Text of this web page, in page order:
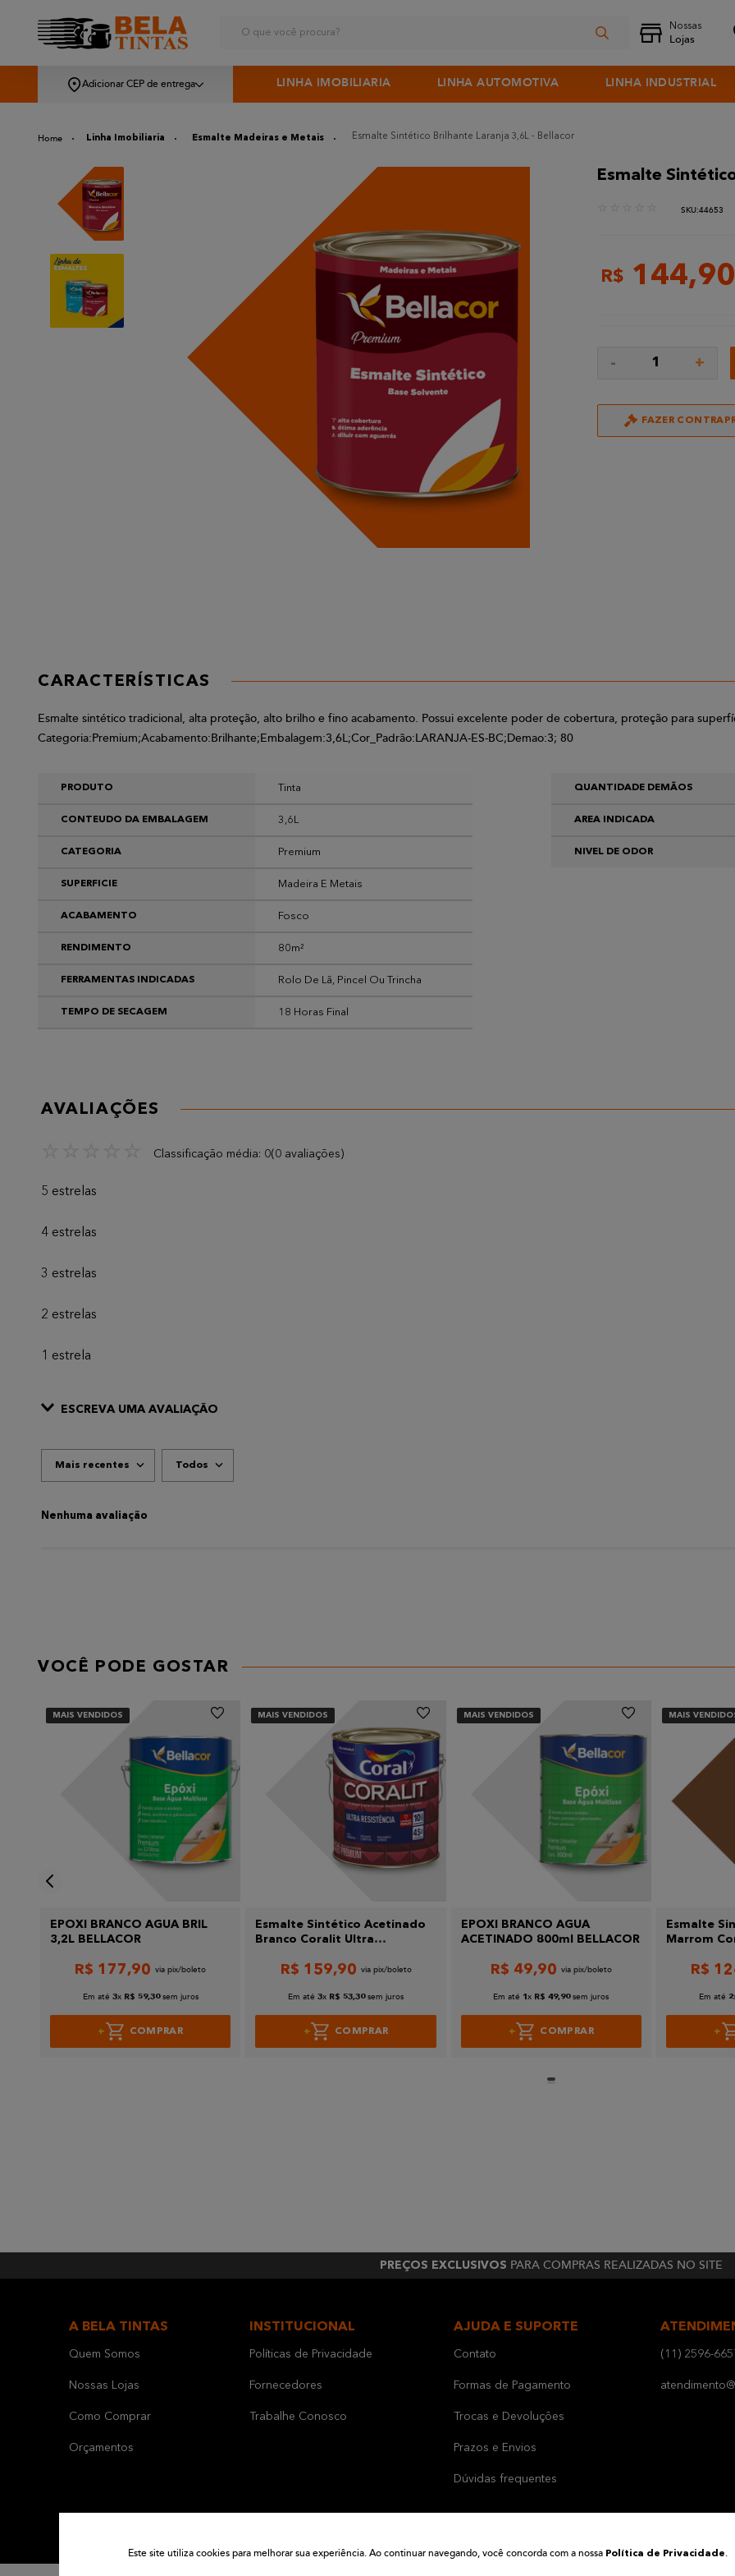
Adicionar CEP de entrega LINHA IMOBILIARIA LINHA AUTOMOTIVA LINHA INDUSTRIAL
Linha Imobiliaria Esmalte Madeiras e Metais Esmalte Sintético Brilhante Laranja 3,6L - Bellacor
Esmalte
:44653
R$ 144,90
- 1 +
FAZER
CARACTERÍSTICAS
Esmalte sintético tradicional, alta proteção, alto brilho e fino acabamento. Possui excelente poder de cobertura, proteção para
Categoria:Premium;Acabamento:Brilhante;Embalagem:3,6L;Cor_Padrão:LARANJA-ES-BC;Demao:3; 80
PRODUTO Tinta
CONTEUDO DA EMBALAGEM 3,6L
CATEGORIA Premium
SUPERFICIE Madeira E Metais
ACABAMENTO Fosco
RENDIMENTO 80m²
FERRAMENTAS INDICADAS Rolo De Lã, Pincel Ou Trincha
TEMPO DE SECAGEM 18 Horas Final
QUANTIDADE DEMÃOS
AREA INDICADA
NIVEL DE ODOR
AVALIAÇÕES
Classificação média: 0(0 avaliações)
5 estrelas
4 estrelas
3 estrelas
2 estrelas
1 estrela
ESCREVA UMA AVALIAÇÃO
Endereço de email
Enviar avaliação
Mais recentes Todos
Nenhuma avaliação
VOCÊ PODE GOSTAR
MAIS VENDIDOS
EPOXI BRANCO AGUA BRIL
3,2L BELLACOR
R$ 177,90
Em até 3x R$ 59,30 sem juros
COMPRAR
MAIS VENDIDOS
Esmalte Sintético Acetinado
Branco Coralit Ultra
R$ 159,90
Em até 3x R$ 53,30 sem juros
COMPRAR
MAIS VENDIDOS
EPOXI BRANCO AGUA
ACETINADO 800ml BELLACOR
R$ 49,90
Em até 1x R$ 49,90 sem juros
COMPRAR
MAIS
Esmalte
Marrom
R$
Em até 2
PREÇOS EXCLUSIVOS PARA COMPRAS REALIZADAS NO SITE
A BELA TINTAS
Quem Somos
Nossas Lojas
Como Comprar
Orçamentos
INSTITUCIONAL
Políticas de Privacidade
Fornecedores
Trabalhe Conosco
AJUDA E SUPORTE
Contato
Formas de Pagamento
Trocas e Devoluções
Prazos e Envios
Dúvidas frequentes
(11) 2596-
Este site utiliza cookies para melhorar sua experiência. Ao continuar navegando, você concorda com a nossa Política de Privacidade.